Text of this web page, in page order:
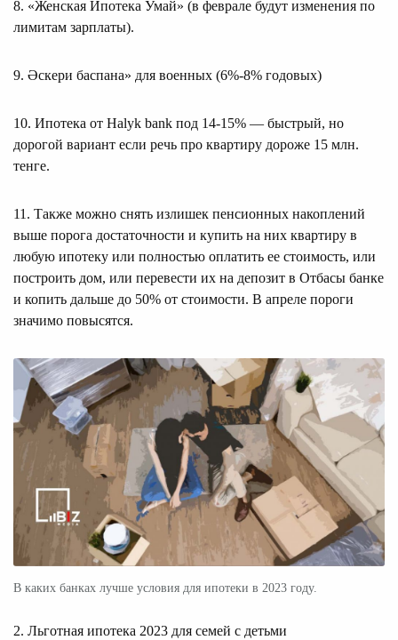
8. «Женская Ипотека Умай» (в феврале будут изменения по
лимитам зарплаты).
9. Әскери баспана» для военных (6%-8% годовых)
10. Ипотека от Halyk bank под 14-15% — быстрый, но
дорогой вариант если речь про квартиру дороже 15 млн.
тенге.
11. Также можно снять излишек пенсионных накоплений
выше порога достаточности и купить на них квартиру в
любую ипотеку или полностью оплатить ее стоимость, или
построить дом, или перевести их на депозит в Отбасы банке
и копить дальше до 50% от стоимости. В апреле пороги
значимо повысятся.
В каких банках лучше условия для ипотеки в 2023 году.
2. Льготная ипотека 2023 для семей с детьми